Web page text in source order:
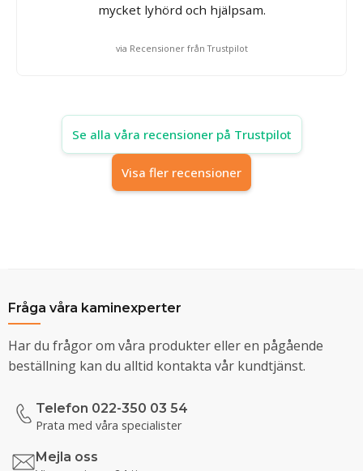
mycket lyhörd och hjälpsam.
via Recensioner från Trustpilot
Se alla våra recensioner på Trustpilot
Visa fler recensioner
Fråga våra kaminexperter
Har du frågor om våra produkter eller en pågående
beställning kan du alltid kontakta vår kundtjänst.
Telefon 022-350 03 54
Prata med våra specialister
Mejla oss